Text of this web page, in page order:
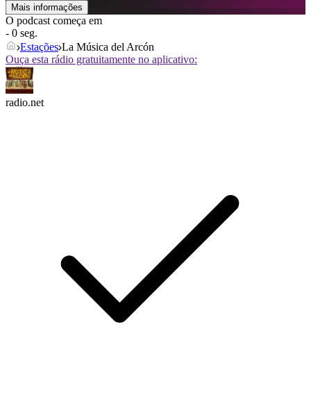
Mais informações
O podcast começa em
- 0 seg.
Estações La Música del Arcón
Ouça esta rádio gratuitamente no aplicativo:
radio.net